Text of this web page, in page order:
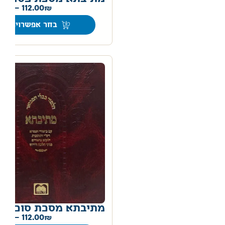
112.00
–
בחר אפשרויות
מתיבתא מסכת סוכה
112.00
–